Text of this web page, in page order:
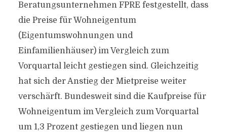
Beratungsunternehmen FPRE festgestellt, dass
die Preise für Wohneigentum
(Eigentumswohnungen und
Einfamilienhäuser) im Vergleich zum
Vorquartal leicht gestiegen sind. Gleichzeitig
hat sich der Anstieg der Mietpreise weiter
verschärft. Bundesweit sind die Kaufpreise für
Wohneigentum im Vergleich zum Vorquartal
um 1,3 Prozent gestiegen und liegen nun